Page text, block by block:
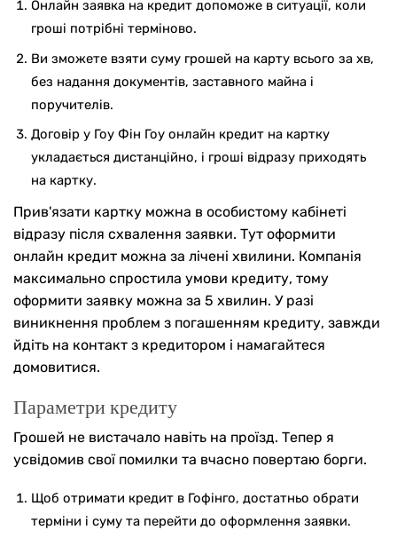
Онлайн заявка на кредит допоможе в ситуації, коли
гроші потрібні терміново.
Ви зможете взяти суму грошей на карту всього за хв,
без надання документів, заставного майна і
поручителів.
Договір у Гоу Фін Гоу онлайн кредит на картку
укладається дистанційно, і гроші відразу приходять
на картку.
Прив'язати картку можна в особистому кабінеті
відразу після схвалення заявки. Тут оформити
онлайн кредит можна за лічені хвилини. Компанія
максимально спростила умови кредиту, тому
оформити заявку можна за 5 хвилин. У разі
виникнення проблем з погашенням кредиту, завжди
йдіть на контакт з кредитором і намагайтеся
домовитися.
Параметри кредиту
Грошей не вистачало навіть на проїзд. Тепер я
усвідомив свої помилки та вчасно повертаю борги.
Щоб отримати кредит в Гофінго, достатньо обрати
терміни і суму та перейти до оформлення заявки.